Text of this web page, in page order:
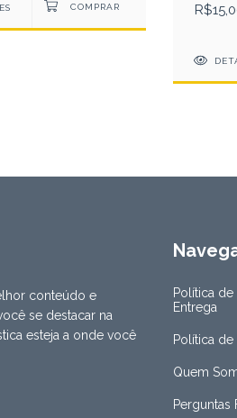
conteúdo e
se destacar na
esteja a onde você
Política
Entrega
Política de
Quem
Perguntas